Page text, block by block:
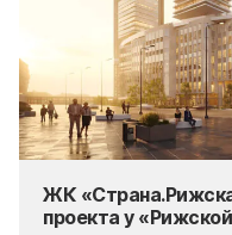
ЖК
проекта у